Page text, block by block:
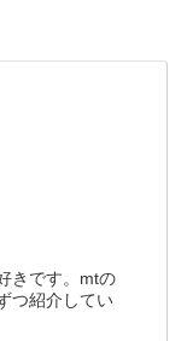
きです。mtの
つ紹介してい